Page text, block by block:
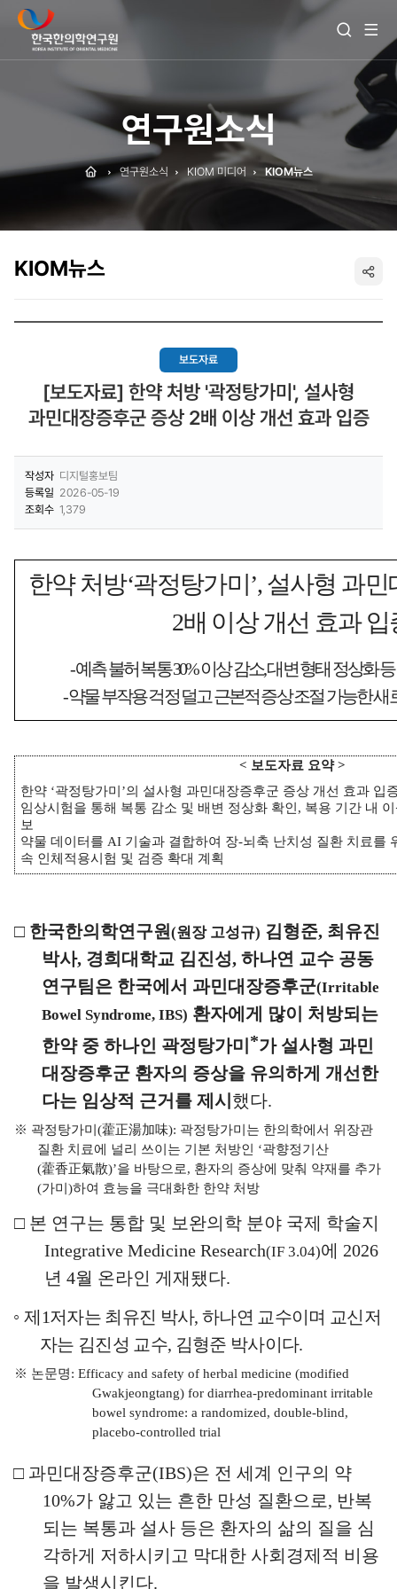
열
기
메
보
연구원소식
KIOM뉴스
Home연구원소식 KIOM 미디어 KIOM뉴스
공
보도자료
[보도자료] 한약 처방 '곽정탕가미', 설사형
과민대장증후군 증상 2배 이상 개선 효과 입증
작성자 디지털홍보팀
등록일 2026-05-19
조회수 1,379
한약 처방‘곽정탕가미 ’,설사형 과민
2배 이상 개선 효과 입
-예측 불허 복통30%이상 감소,대변 형태 정상화
-약물 부작용 걱정 덜고 근본적 증상 조절 가능한 새
< 보도자료 요약>
한약 ‘곽정탕가미 ’의 설사형 과민대장증후군 증상 개선 효과 입
임상시험을 통해 복통 감소 및 배변 정상화 확인 , 복용 기간 내
보
약물 데이터를 AI 기술과 결합하여 장-뇌축 난치성 질환 치료를
속 인체적용시험 및 검증 확대 계획
□ 한국한의학연구원 (원장 고성규) 김형준, 최유진
박사, 경희대학교 김진성, 하나연 교수 공동
연구팀은 한국에서 과민대장증후군(Irritable
Bowel Syndrome, IBS) 환자에게 많이 처방되는
한약 중 하나인 곽정탕가미 *가 설사형 과민
대장증후군 환자의 증상을 유의하게 개선한
다는 임상적 근거를 제시 했다.
※ 곽정탕가미 (藿正湯加味): 곽정탕가미는 한의학에서 위장관
질환 치료에 널리 쓰이는 기본 처방인 ‘곽향정기산
(藿香正氣散)’을 바탕으로, 환자의 증상에 맞춰 약재를 추가
(가미 )하여 효능을 극대화한 한약 처방
□ 본 연구는 통합 및 보완의학 분야 국제 학술지
Integrative Medicine Research(IF 3.04)에 2026
년 4월 온라인 게재됐다.
◦제 1저자는 최유진 박사,하나연 교수이며 교신저
자는 김진성 교수, 김형준 박사이다.
※ 논문명: Efficacy and safety of herbal medicine (modified
Gwakjeongtang) for diarrhea-predominant irritable
bowel syndrome: a randomized, double-blind,
placebo-controlled trial
□ 과민대장증후군(IBS)은 전 세계 인구의 약
10%가 앓고 있는 흔한 만성 질환으로, 반복
되는 복통과 설사 등은 환자의 삶의 질을 심
각하게 저하시키고 막대한 사회경제적 비용
을 발생시킨다.